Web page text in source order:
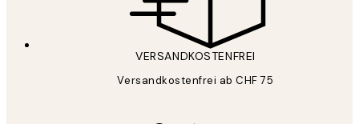
VERSANDKOSTENFREI
Versandkostenfrei ab CHF 75